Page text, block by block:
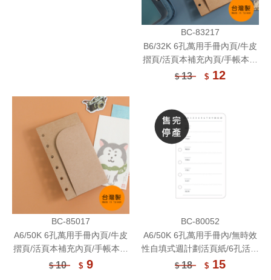
BC-83217
B6/32K 6孔萬用手冊內頁/牛皮
摺頁/活頁本補充內頁/手帳本配
件/雙面收納功能/牛皮筆記L夾
$13 $ 12
BC-85017
A6/50K 6孔萬用手冊內頁/牛皮
摺頁/活頁本補充內頁/手帳本配
件/雙面收納功能/牛皮筆記L夾
$10 $9
BC-80052
A6/50K 6孔萬用手冊內/無時效
性自填式週計劃活頁紙/6孔活頁
紙/A6活頁紙/活頁筆記本補充內
$18 $ 15